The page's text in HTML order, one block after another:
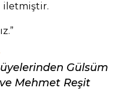
iletmiştir.
Gülsüm
Mehmet Reşit